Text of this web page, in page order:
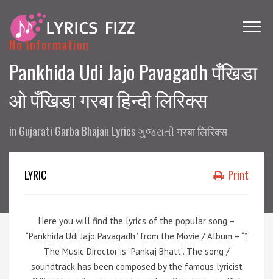
No Information
Pankhida Udi Jajo Pavagadh पँखिडा
ओ पँखिडा गरबा हिन्दी लिरिक्स
in Gujarati Garba Bhajan Lyrics ગુજરાતી गरबा लिरिक्स
LYRIC Print
Here you will find the lyrics of the popular song –
“Pankhida Udi Jajo Pavagadh” from the Movie / Album – “”.
The Music Director is “Pankaj Bhatt”. The song /
soundtrack has been composed by the famous lyricist